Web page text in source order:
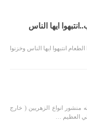
ايها الناس
انتبهوا ايها الناس وخزنوا
منشور انواع الزهريين ( خارج
العظيم …